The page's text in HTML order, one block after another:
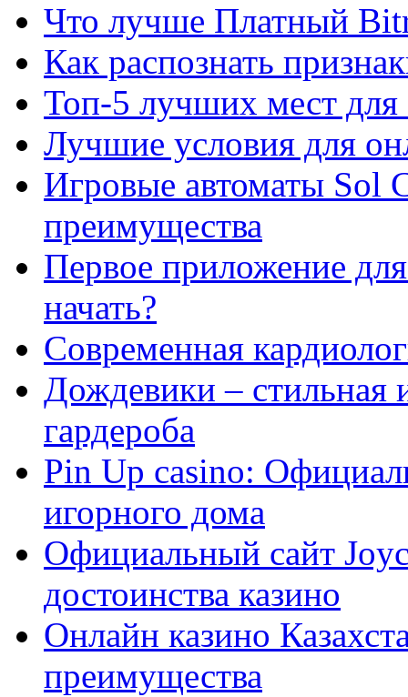
Что лучше Платный
Как распознать
Топ-5 лучших мест для
Лучшие условия для
Игровые автоматы Sol
преимущества
Первое приложение
начать?
Современная
Дождевики – стильная
гардероба
Pin Up casino:
игорного дома
Официальный сайт
достоинства казино
Онлайн казино
преимущества